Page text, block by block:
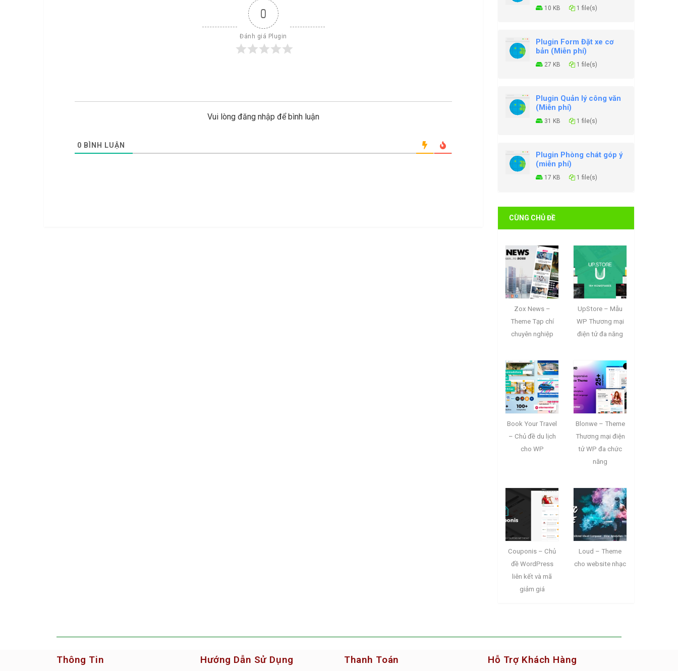
0
Đánh giá Plugin
Vui lòng đăng nhập để bình luận
0 BÌNH LUẬN
10 KB 1 file(s)
Plugin Form Đặt xe cơ
bản (Miễn phí)
27 KB 1 file(s)
Plugin Quản lý công văn
(Miễn phí)
31 KB 1 file(s)
Plugin Phòng chát góp ý
(miễn phí)
17 KB 1 file(s)
CÙNG CHỦ ĐỀ
Zox News –
Theme Tạp chí
chuyên nghiệp
UpStore – Mẫu
WP Thương mại
điện tử đa năng
Book Your Travel
– Chủ đề du lịch
cho WP
Blonwe – Theme
Thương mại điện
tử WP đa chức
năng
Couponis – Chủ
đề WordPress
liên kết và mã
giảm giá
Loud – Theme
cho website nhạc
Thông Tin Hướng Dẫn Sử Dụng Thanh Toán Hỗ Trợ Khách Hàng